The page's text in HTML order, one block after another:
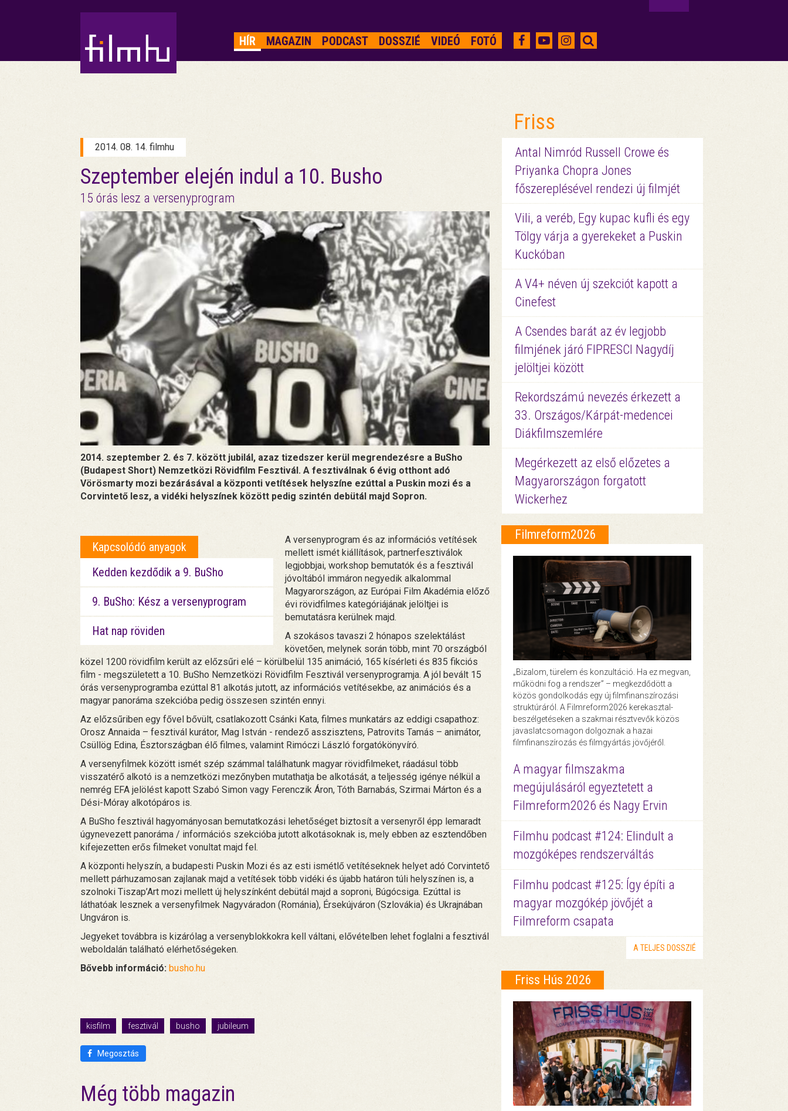
HÍR MAGAZIN PODCAST DOSSZIÉ VIDEÓ FOTÓ
2014. 08. 14. filmhu
Szeptember elején indul a 10. Busho
15 órás lesz a versenyprogram
2014. szeptember 2. és 7. között jubilál, azaz tizedszer kerül megrendezésre a BuSho
(Budapest Short) Nemzetközi Rövidfilm Fesztivál. A fesztiválnak 6 évig otthont adó
Vörösmarty mozi bezárásával a központi vetítések helyszíne ezúttal a Puskin mozi és a
Corvintető lesz, a vidéki helyszínek között pedig szintén debütál majd Sopron.
Kapcsolódó anyagok
Kedden kezdődik a 9. BuSho
9. BuSho: Kész a versenyprogram
Hat nap röviden
A versenyprogram és az információs vetítések
mellett ismét kiállítások, partnerfesztiválok
legjobbjai, workshop bemutatók és a fesztivál
jóvoltából immáron negyedik alkalommal
Magyarországon, az Európai Film Akadémia előző
évi rövidfilmes kategóriájának jelöltjei is
bemutatásra kerülnek majd.
A szokásos tavaszi 2 hónapos szelektálást
követően, melynek során több, mint 70 országból
közel 1200 rövidfilm került az előzsűri elé – körülbelül 135 animáció, 165 kísérleti és 835 fikciós
film - megszületett a 10. BuSho Nemzetközi Rövidfilm Fesztivál versenyprogramja. A jól bevált 15
órás versenyprogramba ezúttal 81 alkotás jutott, az információs vetítésekbe, az animációs és a
magyar panoráma szekcióba pedig összesen szintén ennyi.
Az előzsűriben egy fővel bővült, csatlakozott Csánki Kata, filmes munkatárs az eddigi csapathoz:
Orosz Annaida – fesztivál kurátor, Mag István - rendező asszisztens, Patrovits Tamás – animátor,
Csüllög Edina, Észtországban élő filmes, valamint Rimóczi László forgatókönyvíró.
A versenyfilmek között ismét szép számmal találhatunk magyar rövidfilmeket, ráadásul több
visszatérő alkotó is a nemzetközi mezőnyben mutathatja be alkotását, a teljesség igénye nélkül a
nemrég EFA jelölést kapott Szabó Simon vagy Ferenczik Áron, Tóth Barnabás, Szirmai Márton és a
Dési-Móray alkotópáros is.
A BuSho fesztivál hagyományosan bemutatkozási lehetőséget biztosít a versenyről épp lemaradt
úgynevezett panoráma / információs szekcióba jutott alkotásoknak is, mely ebben az esztendőben
kifejezetten erős filmeket vonultat majd fel.
A központi helyszín, a budapesti Puskin Mozi és az esti ismétlő vetítéseknek helyet adó Corvintető
mellett párhuzamosan zajlanak majd a vetítések több vidéki és újabb határon túli helyszínen is, a
szolnoki Tiszap’Art mozi mellett új helyszínként debütál majd a soproni, Búgócsiga. Ezúttal is
láthatóak lesznek a versenyfilmek Nagyváradon (Románia), Érsekújváron (Szlovákia) és Ukrajnában
Ungváron is.
Jegyeket továbbra is kizárólag a versenyblokkokra kell váltani, elővételben lehet foglalni a fesztivál
weboldalán található elérhetőségeken.
Bővebb információ: busho.hu
kisfilm fesztivál busho jubileum
Megosztás
Még több magazin
Friss
Antal Nimród Russell Crowe és
Priyanka Chopra Jones
főszereplésével rendezi új filmjét
Vili, a veréb, Egy kupac kufli és egy
Tölgy várja a gyerekeket a Puskin
Kuckóban
A V4+ néven új szekciót kapott a
Cinefest
A Csendes barát az év legjobb
filmjének járó FIPRESCI Nagydíj
jelöltjei között
Rekordszámú nevezés érkezett a
33. Országos/Kárpát-medencei
Diákfilmszemlére
Megérkezett az első előzetes a
Magyarországon forgatott
Wickerhez
Filmreform2026
„Bizalom, türelem és konzultáció. Ha ez megvan,
működni fog a rendszer” – megkezdődött a
közös gondolkodás egy új filmfinanszírozási
struktúráról. A Filmreform2026 kerekasztal-
beszélgetéseken a szakmai résztvevők közös
javaslatcsomagon dolgoznak a hazai
filmfinanszírozás és filmgyártás jövőjéről.
A magyar filmszakma
megújulásáról egyeztetett a
Filmreform2026 és Nagy Ervin
Filmhu podcast #124: Elindult a
mozgóképes rendszerváltás
Filmhu podcast #125: Így építi a
magyar mozgókép jövőjét a
Filmreform csapata
A TELJES DOSSZIÉ
Friss Hús 2026